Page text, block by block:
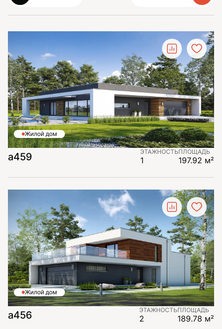
Жилой дом
а459 ЭТАЖНОСТЬ
1
ПЛОЩАДЬ
197.92 м²
Жилой дом
а456 ЭТАЖНОСТЬ
2
ПЛОЩАДЬ
189.78 м²